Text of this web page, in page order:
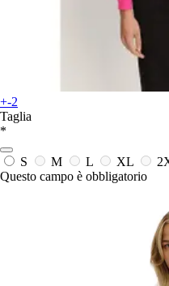
+-2
Taglia
*
S M L XL
Questo campo è obbligatorio